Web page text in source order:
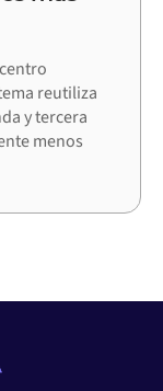
reutiliza
y tercera
menos